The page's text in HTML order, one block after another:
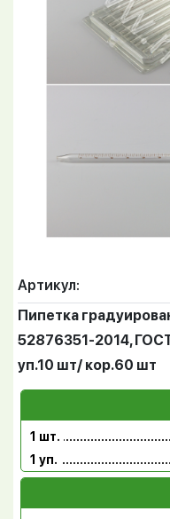
Артикул:
Пипетка
52876351-2014,
уп.10 шт/ кор.60 шт
1 шт.
1 уп.